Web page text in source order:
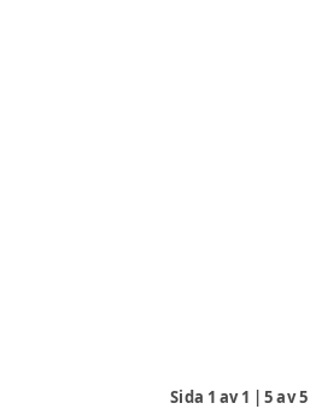
Sida 1 av1 |5av5